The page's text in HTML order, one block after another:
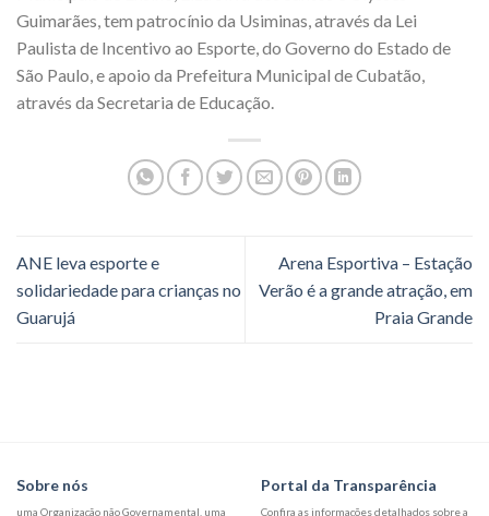
Guimarães, tem patrocínio da Usiminas, através da Lei
Paulista de Incentivo ao Esporte, do Governo do Estado de
São Paulo, e apoio da Prefeitura Municipal de Cubatão,
através da Secretaria de Educação.
ANE leva esporte e
solidariedade para crianças no
Guarujá
Arena Esportiva – Estação
Verão é a grande atração, em
Praia Grande
Sobre nós
uma Organização não Governamental, uma
Portal da Transparência
Confira as informações detalhados sobre a